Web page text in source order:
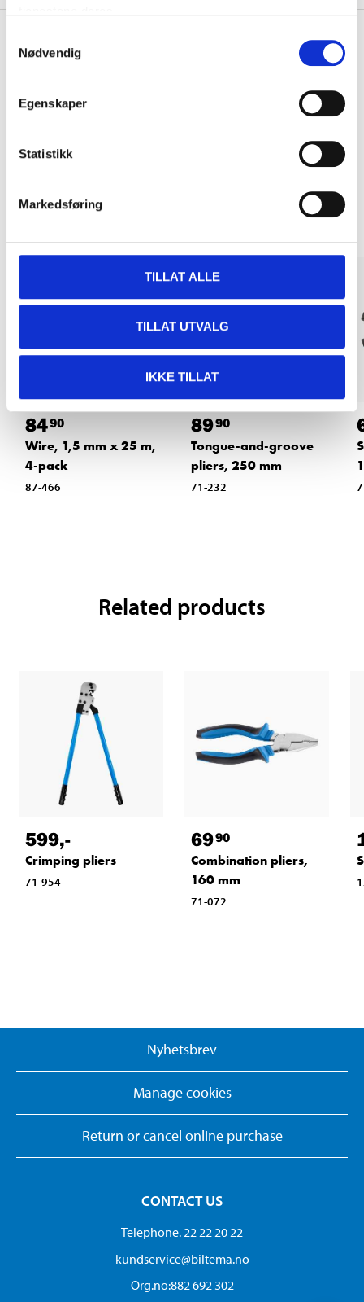
Nødvendig
Egenskaper
Statistikk
Markedsføring
TILLAT ALLE
TILLAT UTVALG
IKKE TILLAT
Pay & Collect in your local store within 2 hours!
Other customers also bought
8490
Wire, 1,5 mm x 25 m,
4-pack
87-466
8990
Tongue-and-groove
pliers, 250 mm
71-232
Related products
599,-
Crimping pliers
71-954
6990
Combination pliers,
160 mm
71-072
Nyhetsbrev
Manage cookies
Return or cancel online purchase
CONTACT US
Telephone. 22 22 20 22
kundservice@biltema.no
Org.no:882 692 302